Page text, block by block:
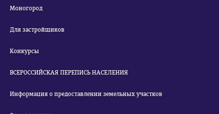
Моногород
Для застройщиков
Конкурсы
ВСЕРОССИЙСКАЯ ПЕРЕПИСЬ НАСЕЛЕНИЯ
Информация о предоставлении земельных участков